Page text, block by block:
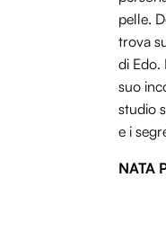
pelle.
trova
di Edo.
suo
studio
e i
NATA